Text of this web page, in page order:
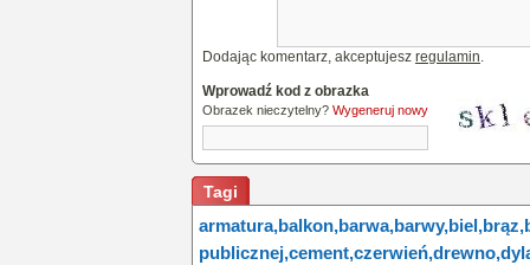
Dodając komentarz, akceptujesz regulamin.
Wprowadź kod z obrazka
Obrazek nieczytelny? Wygeneruj nowy
Tagi
armatura,balkon,barwa,barwy,biel,brąz,
publicznej,cement,czerwień,drewno,